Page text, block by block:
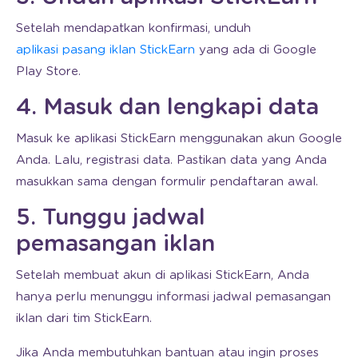
Setelah mendapatkan konfirmasi, unduh
aplikasi pasang iklan StickEarn yang ada di Google
Play Store.
4. Masuk dan lengkapi data
Masuk ke aplikasi StickEarn menggunakan akun Google
Anda. Lalu, registrasi data. Pastikan data yang Anda
masukkan sama dengan formulir pendaftaran awal.
5. Tunggu jadwal
pemasangan iklan
Setelah membuat akun di aplikasi StickEarn, Anda
hanya perlu menunggu informasi jadwal pemasangan
iklan dari tim StickEarn.
Jika Anda membutuhkan bantuan atau ingin proses